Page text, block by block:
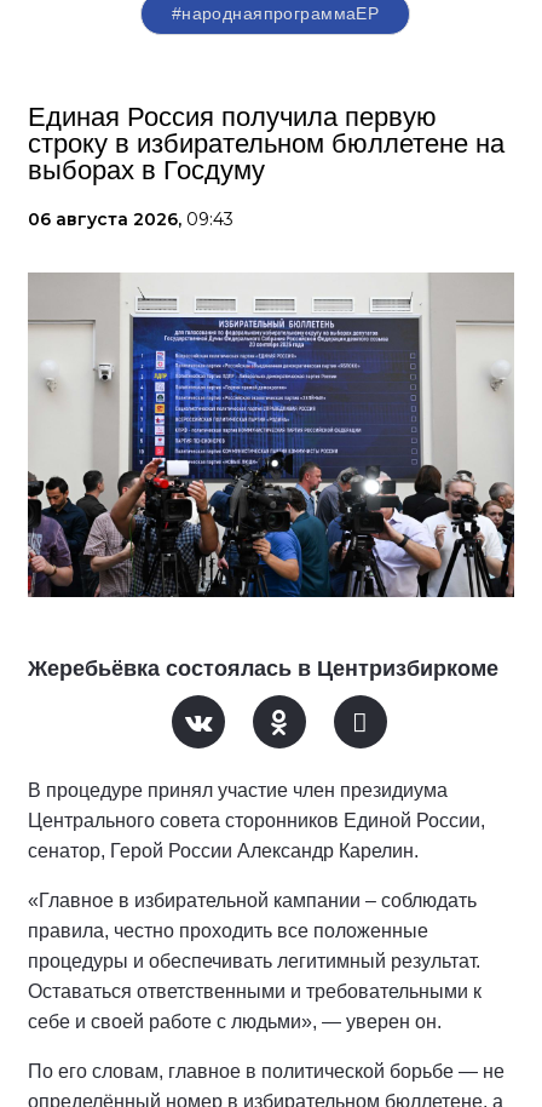
#народнаяпрограммаЕР
Единая Россия получила первую
строку в избирательном бюллетене на
выборах в Госдуму
06 августа 2026, 09:43
Жеребьёвка состоялась в Центризбиркоме